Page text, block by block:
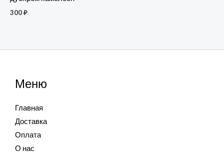
300₽
Меню
Главная
Доставка
Оплата
О нас